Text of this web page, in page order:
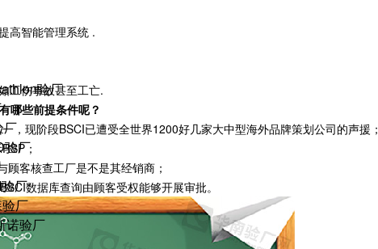
验厂
厂
验厂
厂
厂
诺验厂
智能管理系统 .
伤事故甚至工亡.
哪些前提条件呢？
现阶段BSCI已遭受全世界1200好几家大中型海外品牌策划公司的声援；
；
客核查工厂是不是其经销商；
数据库查询由顾客受权能够开展审批。